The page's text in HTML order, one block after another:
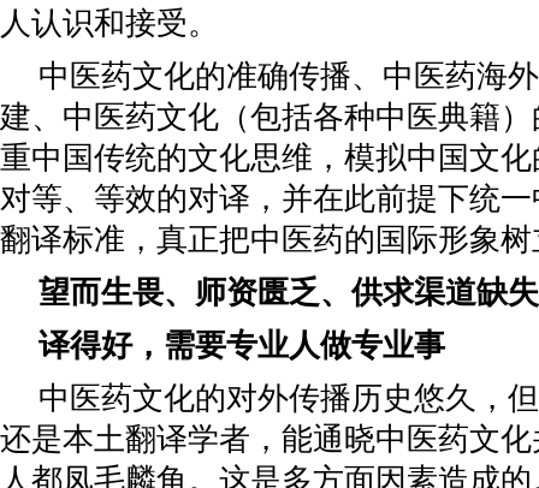
人认识和接受。
中医药文化的准确传播、中医药海
建、中医药文化（包括各种中医典籍
重中国传统的文化思维，模拟中国文
对等、等效的对译，并在此前提下统
翻译标准，真正把中医药的国际形象
望而生畏、师资匮乏、供求渠道
译得好，需要专业人做专业事
中医药文化的对外传播历史悠久，
还是本土翻译学者，能通晓中医药文
人都凤毛麟角。这是多方面因素造成